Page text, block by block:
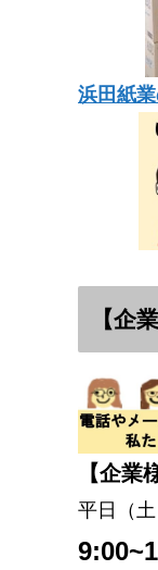
浜田紙
【企
【企業
平日（土